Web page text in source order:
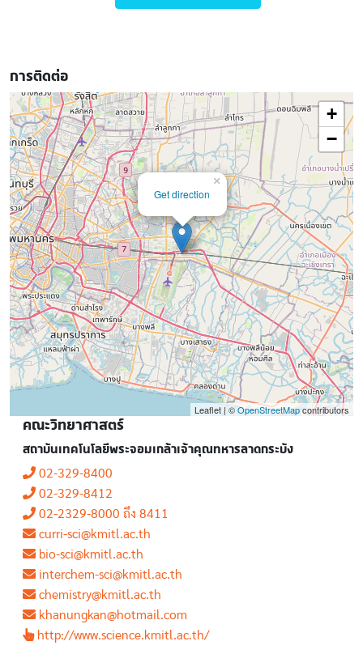
การติดต่อ
Get direction
×
+
−
Leaflet | ©OpenStreetMapcontributors
คณะวิทยาศาสตร์
สถาบันเทคโนโลยีพระจอมเกล้าเจ้าคุณทหารลาดกระบัง
02-329-8400
02-329-8412
02-2329-8000 ถึง 8411
curri-sci@kmitl.ac.th
bio-sci@kmitl.ac.th
interchem-sci@kmitl.ac.th
chemistry@kmitl.ac.th
khanungkan@hotmail.com
http://www.science.kmitl.ac.th/